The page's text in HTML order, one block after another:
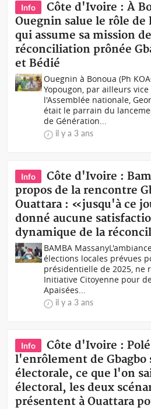
Info
Côte d'Ivoire : À
Ouegnin salue le rôle
qui assume sa mission
réconciliation prônée
et Bédié
Ouegnin à Bonoua (Ph
Yopougon, par ailleurs
l'Assemblée nationale,
était le parrain du
de Génération...
il y a 3 ans
Info
Côte d'Ivoire :
propos de la rencontre
Ouattara : «jusqu'à ce
donné aucune
dynamique de la
BAMBA
élections locales prévues
présidentielle de 2025, ne
Initiative Citoyenne pour
Apaisées...
il y a 3 ans
Info
Côte d'Ivoire :
l'enrôlement de Gbagbo
électorale, ce que l'on
électoral, les deux
présentent à Ouattara